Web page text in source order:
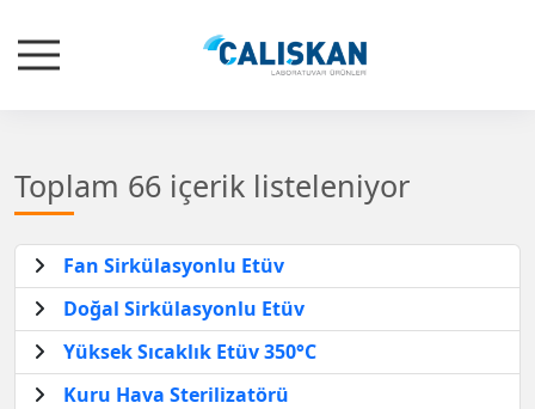
Toplam 66 içerik listeleniyor
Fan Sirkülasyonlu Etüv
Doğal Sirkülasyonlu Etüv
Yüksek Sıcaklık Etüv 350°C
Kuru Hava Sterilizatörü